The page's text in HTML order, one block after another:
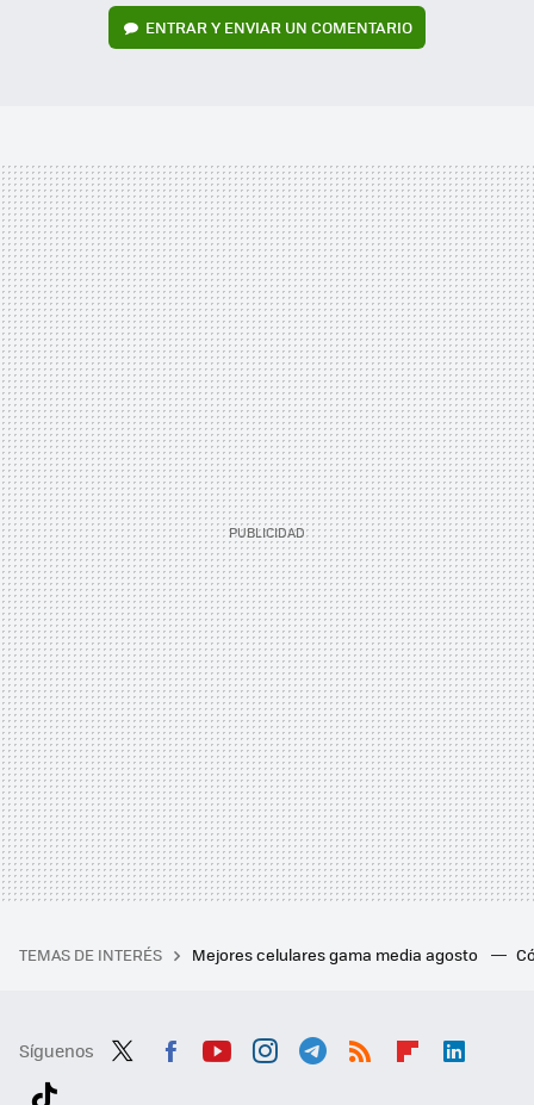
ENTRAR Y ENVIAR UN COMENTARIO
TEMAS DE INTERÉS Mejores celulares gama media agosto
Síguenos